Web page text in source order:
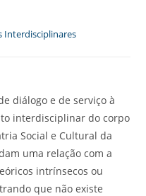
Interdisciplinares
diálogo e de serviço à
interdisciplinar do corpo
Social e Cultural da
uma relação com a
intrínsecos ou
que não existe